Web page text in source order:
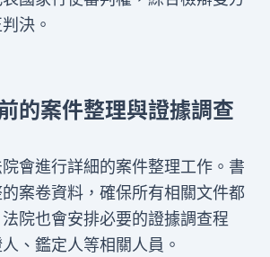
決。
的案件整理與證據調查
會進行詳細的案件整理工作。書
案卷資料，確保所有相關文件都
院也會安排必要的證據調查程
、鑑定人等相關人員。